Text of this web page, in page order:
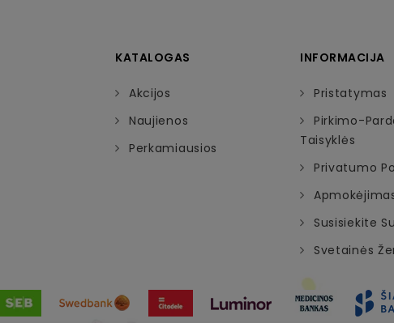
KATALOGAS
Akcijos
Naujienos
Perkamiausios
INFORMACIJA
Pristatymas
Pirkimo-
Taisyklės
Privatumo
Susisiekite
Svetainės